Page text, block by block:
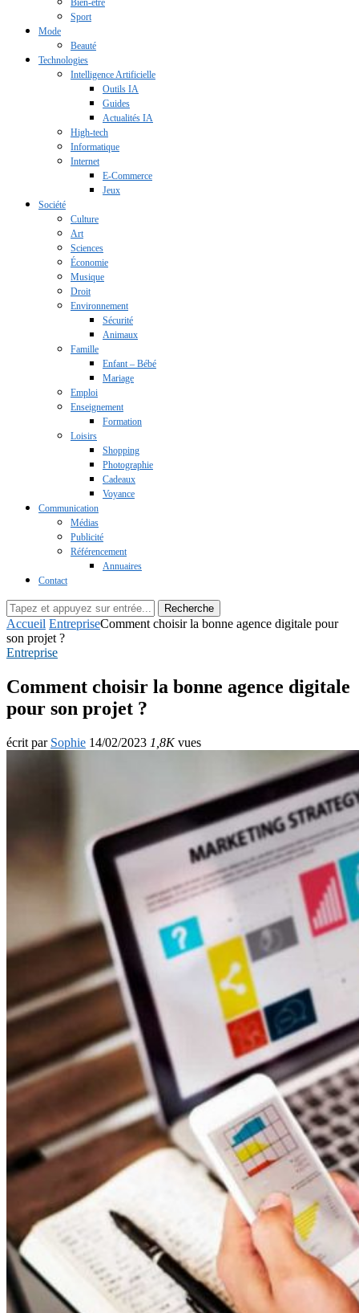
Bien-être
Sport
Mode
Beauté
Technologies
Intelligence Artificielle
Outils IA
Guides
Actualités IA
High-tech
Informatique
Internet
E-Commerce
Jeux
Société
Culture
Art
Sciences
Économie
Musique
Droit
Environnement
Sécurité
Animaux
Famille
Enfant – Bébé
Mariage
Emploi
Enseignement
Formation
Loisirs
Shopping
Photographie
Cadeaux
Voyance
Communication
Médias
Publicité
Référencement
Annuaires
Contact
Recherche
Accueil EntrepriseComment choisir la bonne agence digitale pour
son projet ?
Entreprise
Comment choisir la bonne agence digitale
pour son projet ?
écrit par Sophie 14/02/2023 1,8Kvues